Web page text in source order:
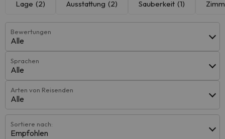
Lage (2) Ausstattung (2) Sauberkeit (1)
Bewertungen
Alle
Sprachen
Alle
Arten von Reisenden
Alle
Sortiere nach:
Empfohlen